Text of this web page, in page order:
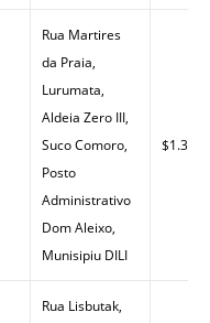
Rua Martires
da Praia,
Lurumata,
Aldeia Zero III,
Suco Comoro,
Posto
Administrativo
Dom Aleixo,
Munisipiu DILI
$1.35
Rua Lisbutak,